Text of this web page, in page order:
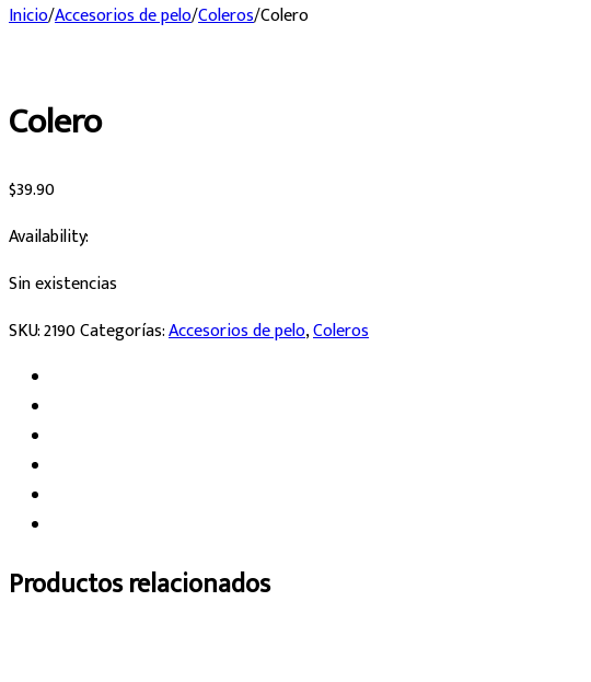
Inicio/Accesorios de pelo/Coleros/Colero
Colero
$39.90
Availability:
Sin existencias
SKU:2190Categorías:Accesorios de pelo,Coleros
Productos relacionados